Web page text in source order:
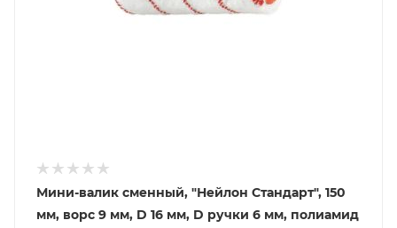
Мини-валик сменный, "Нейлон Стандарт", 150
мм, ворс 9 мм, D 16 мм, D ручки 6 мм, полиамид